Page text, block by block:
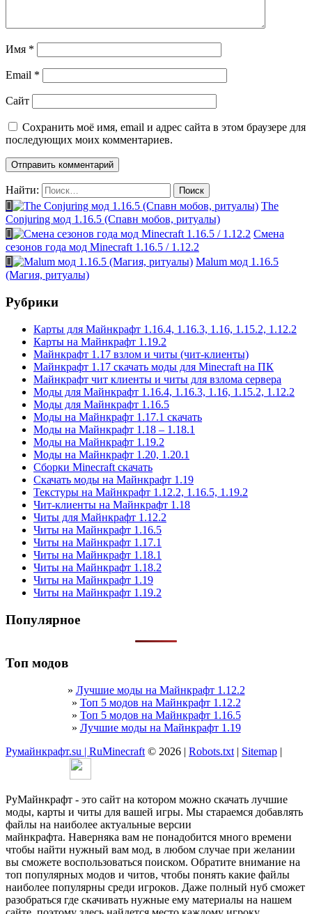
Имя *
Email *
Сайт
Сохранить моё имя, email и адрес сайта в этом браузере для
последующих моих комментариев.
Найти:
The
Conjuring мод 1.16.5 (Спавн мобов, ритуалы)
Смена
сезонов года мод Minecraft 1.16.5 / 1.12.2
Malum мод 1.16.5
(Магия, ритуалы)
Рубрики
Карты для Майнкрафт 1.16.4, 1.16.3, 1.16, 1.15.2, 1.12.2
Карты на Майнкрафт 1.19.2
Майнкрафт 1.17 взлом и читы (чит-клиенты)
Майнкрафт 1.17 скачать моды для Minecraft на ПК
Майнкрафт чит клиенты и читы для взлома сервера
Моды для Майнкрафт 1.16.4, 1.16.3, 1.16, 1.15.2, 1.12.2
Моды для Майнкрафт 1.16.5
Моды на Майнкрафт 1.17.1 скачать
Моды на Майнкрафт 1.18 – 1.18.1
Моды на Майнкрафт 1.19.2
Моды на Майнкрафт 1.20, 1.20.1
Сборки Minecraft скачать
Скачать моды на Майнкрафт 1.19
Текстуры на Майнкрафт 1.12.2, 1.16.5, 1.19.2
Чит-клиенты на Майнкрафт 1.18
Читы для Майнкрафт 1.12.2
Читы на Майнкрафт 1.16.5
Читы на Майнкрафт 1.17.1
Читы на Майнкрафт 1.18.1
Читы на Майнкрафт 1.18.2
Читы на Майнкрафт 1.19
Читы на Майнкрафт 1.19.2
Популярное
Топ модов
» Лучшие моды на Майнкрафт 1.12.2
» Топ 5 модов на Майнкрафт 1.12.2
» Топ 5 модов на Майнкрафт 1.16.5
» Лучшие моды на Майнкрафт 1.19
Румайнкрафт.su | RuMinecraft © 2026 | Robots.txt | Sitemap |
РуМайнкрафт - это сайт на котором можно скачать лучшие
моды, карты и читы для вашей игры. Мы стараемся добавлять
файлы на наиболее актуальные версии
майнкрафта. Наверняка вам не понадобится много времени
чтобы найти нужный вам мод, в любом случае при желании
вы сможете воспользоваться поиском. Обратите внимание на
топ популярных модов и читов, чтобы понять какие файлы
наиболее популярны среди игроков. Даже полный нуб сможет
разобраться где скачивать нужные ему материалы на нашем